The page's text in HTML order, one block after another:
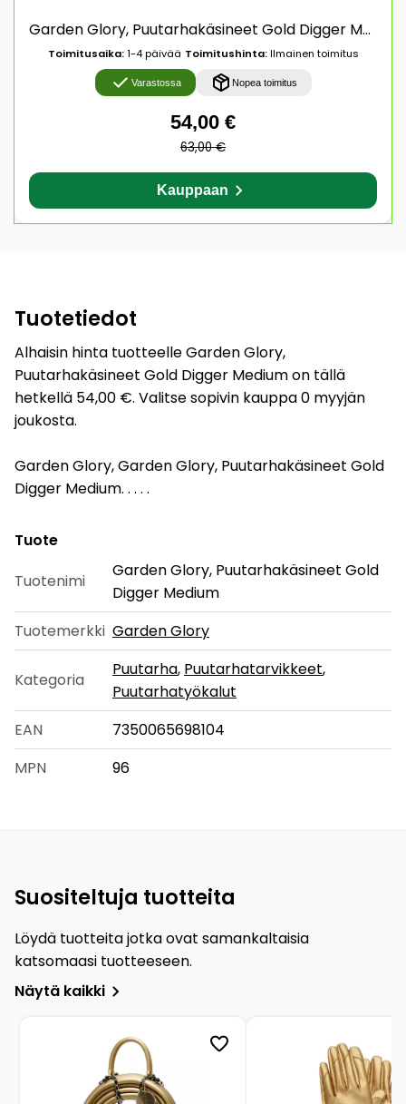
Garden Glory, Puutarhakäsineet Gold Digger Medium
Toimitusaika:1-4 päivää Toimitushinta:Ilmainen toimitus
Varastossa Nopea toimitus
54,00 €
63,00 €
Kauppaan
Tuotetiedot
Alhaisin hinta tuotteelle Garden Glory,
Puutarhakäsineet Gold Digger Medium on tällä
hetkellä 54,00 €. Valitse sopivin kauppa 0 myyjän
joukosta.
Garden Glory, Garden Glory, Puutarhakäsineet Gold
Digger Medium. . . . .
Tuote
Tuotenimi
Garden Glory, Puutarhakäsineet Gold
Digger Medium
Tuotemerkki Garden Glory
Kategoria
Puutarha, Puutarhatarvikkeet,
Puutarhatyökalut
EAN
7350065698104
MPN
96
Suositeltuja tuotteita
Löydä tuotteita jotka ovat samankaltaisia
katsomaasi tuotteeseen.
Näytä kaikki